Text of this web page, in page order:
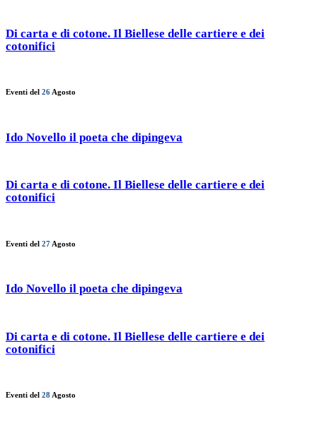
Di carta e di cotone. Il Biellese delle cartiere e dei
cotonifici
Eventi del 26 Agosto
Ido Novello il poeta che dipingeva
Di carta e di cotone. Il Biellese delle cartiere e dei
cotonifici
Eventi del 27 Agosto
Ido Novello il poeta che dipingeva
Di carta e di cotone. Il Biellese delle cartiere e dei
cotonifici
Eventi del 28 Agosto